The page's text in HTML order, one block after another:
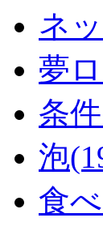
ネ
夢
条
泡
食